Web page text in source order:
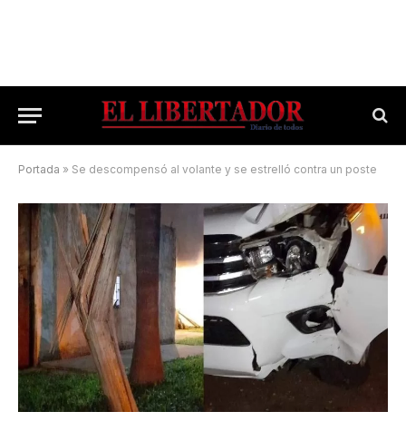
Portada » Se descompensó al volante y se estrelló contra un poste